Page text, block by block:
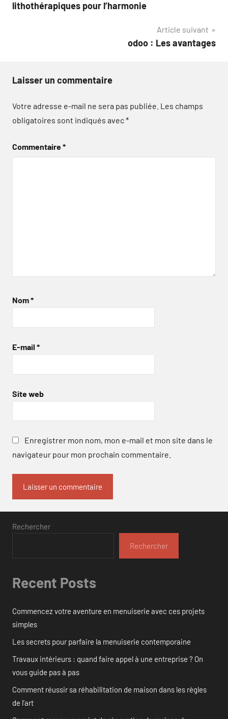
lithothérapiques pour l’harmonie
Article suivant
odoo : Les avantages
Laisser un commentaire
Votre adresse e-mail ne sera pas publiée. Les champs
obligatoires sont indiqués avec*
Commentaire*
Nom*
E-mail *
Site web
Enregistrer mon nom, mon e-mail et mon site dans le
navigateur pour mon prochain commentaire.
Rechercher
Rechercher
Recent Posts
Commencez votre aventure en menuiserie avec ces projets
simples
Les secrets pour parfaire la menuiserie contemporaine
Travaux intérieurs : quand faire appel à une entreprise ? On
vous guide pas à pas
Comment réussir sa réhabilitation de maison dans les règles
de l’art